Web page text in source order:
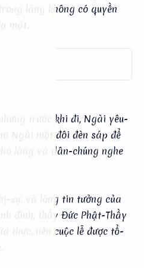
làng không có quyền
mặt.
trước khi đi, Ngài yêu-
Ngài một đôi đèn sáp để
làng và dân-chúng nghe
sự, và lòng tin tưởng của
đình, thấy Đức Phật-Thầy
thực, nên cuộc lễ được tổ-